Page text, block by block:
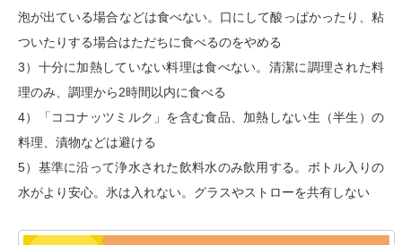
泡が出ている場合などは食べない。口にして酸っぱかったり、粘
ついたりする場合はただちに食べるのをやめる
3）十分に加熱していない料理は食べない。清潔に調理された料
理のみ、調理から2時間以内に食べる
4）「ココナッツミルク」を含む食品、加熱しない生（半生）の
料理、漬物などは避ける
5）基準に沿って浄水された飲料水のみ飲用する。ボトル入りの
水がより安心。氷は入れない。グラスやストローを共有しない